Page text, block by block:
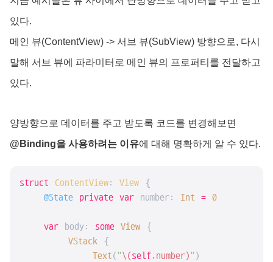
있다.
메인 뷰(ContentView) -> 서브 뷰(SubView) 방향으로, 다시
말해 서브 뷰에 파라미터로 메인 뷰의 프로퍼티를 전달하고
있다.
양방향으로 데이터를 주고 받도록 코드를 변경해보면
@Binding을 사용하려는 이유에 대해 명확하게 알 수 있다.
struct ContentView: View
{
@State
private var number: Int = 0
var body: some View {
VStack {
Text("\(self.number)")